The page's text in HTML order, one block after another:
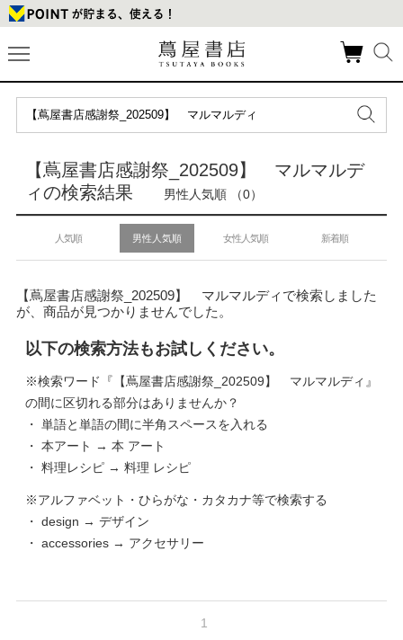
【蔦屋書店感謝祭_202509】 マルマルデ
ィの検索結果
男性人気順 （0）
人気順 男性人気順 女性人気順 新着順
【蔦屋書店感謝祭_202509】 マルマルディで検索しました
が、商品が見つかりませんでした。
以下の検索方法もお試しください。
※検索ワード『【蔦屋書店感謝祭_202509】 マルマルディ』
の間に区切れる部分はありませんか？
・ 単語と単語の間に半角スペースを入れる
・ 本アート → 本 アート
・ 料理レシピ → 料理 レシピ
※アルファベット・ひらがな・カタカナ等で検索する
・ design → デザイン
・ accessories → アクセサリー
1